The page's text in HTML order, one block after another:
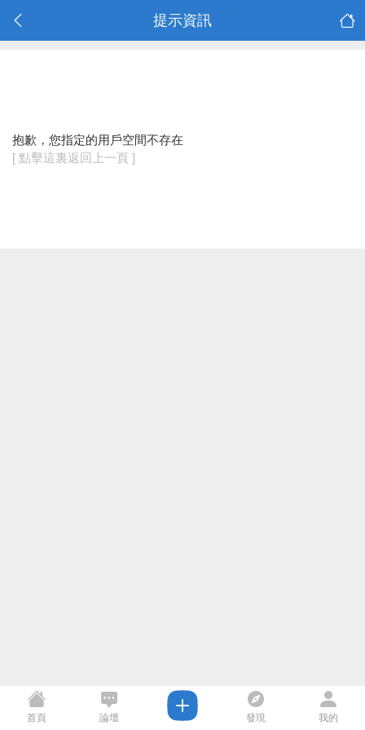
提示資訊
抱歉，您指定的用戶空間不存在
[ 點擊這裏返回上一頁 ]
首頁 論壇 發現 我的